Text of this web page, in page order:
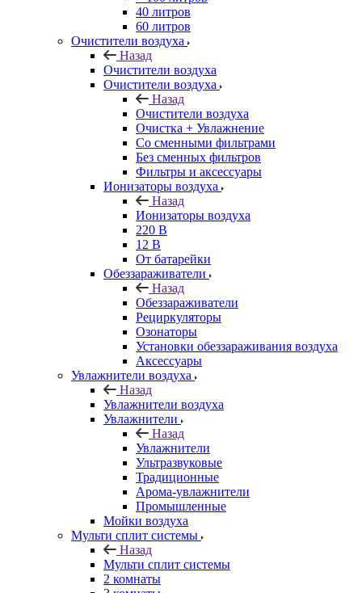
40 литров
60 литров
Очистители воздуха
Назад
Очистители воздуха
Очистители воздуха
Назад
Очистители воздуха
Очистка + Увлажнение
Cо сменными фильтрами
Без сменных фильтров
Фильтры и аксессуары
Ионизаторы воздуха
Назад
Ионизаторы воздуха
220 В
12 В
От батарейки
Обеззараживатели
Назад
Обеззараживатели
Рециркуляторы
Озонаторы
Установки обеззараживания воздуха
Аксессуары
Увлажнители воздуха
Назад
Увлажнители воздуха
Увлажнители
Назад
Увлажнители
Ультразвуковые
Традиционные
Арома-увлажнители
Промышленные
Мойки воздуха
Мульти сплит системы
Назад
Мульти сплит системы
2 комнаты